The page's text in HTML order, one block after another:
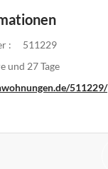
:
511229
und 27 Tage
511229/